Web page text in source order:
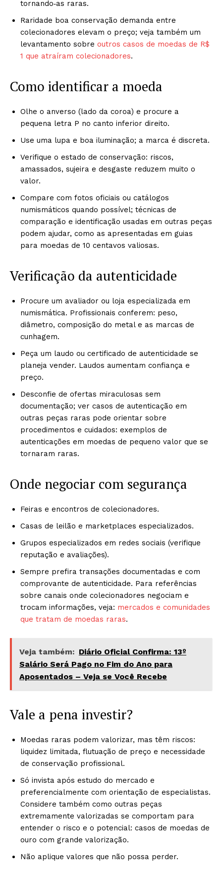
tornando‑as raras.
Raridade boa conservação demanda entre
colecionadores elevam o preço; veja também um
levantamento sobre outros casos de moedas de R$
1 que atraíram colecionadores.
Como identificar a moeda
Olhe o anverso (lado da coroa) e procure a
pequena letra P no canto inferior direito.
Use uma lupa e boa iluminação; a marca é discreta.
Verifique o estado de conservação: riscos,
amassados, sujeira e desgaste reduzem muito o
valor.
Compare com fotos oficiais ou catálogos
numismáticos quando possível; técnicas de
comparação e identificação usadas em outras peças
podem ajudar, como as apresentadas em guias
para moedas de 10 centavos valiosas.
Verificação da autenticidade
Procure um avaliador ou loja especializada em
numismática. Profissionais conferem: peso,
diâmetro, composição do metal e as marcas de
cunhagem.
Peça um laudo ou certificado de autenticidade se
planeja vender. Laudos aumentam confiança e
preço.
Desconfie de ofertas miraculosas sem
documentação; ver casos de autenticação em
outras peças raras pode orientar sobre
procedimentos e cuidados: exemplos de
autenticações em moedas de pequeno valor que se
tornaram raras.
Onde negociar com segurança
Feiras e encontros de colecionadores.
Casas de leilão e marketplaces especializados.
Grupos especializados em redes sociais (verifique
reputação e avaliações).
Sempre prefira transações documentadas e com
comprovante de autenticidade. Para referências
sobre canais onde colecionadores negociam e
trocam informações, veja: mercados e comunidades
que tratam de moedas raras.
Veja também: Diário Oficial Confirma: 13º
Salário Será Pago no Fim do Ano para
Aposentados – Veja se Você Recebe
Vale a pena investir?
Moedas raras podem valorizar, mas têm riscos:
liquidez limitada, flutuação de preço e necessidade
de conservação profissional.
Só invista após estudo do mercado e
preferencialmente com orientação de especialistas.
Considere também como outras peças
extremamente valorizadas se comportam para
entender o risco e o potencial: casos de moedas de
ouro com grande valorização.
Não aplique valores que não possa perder.